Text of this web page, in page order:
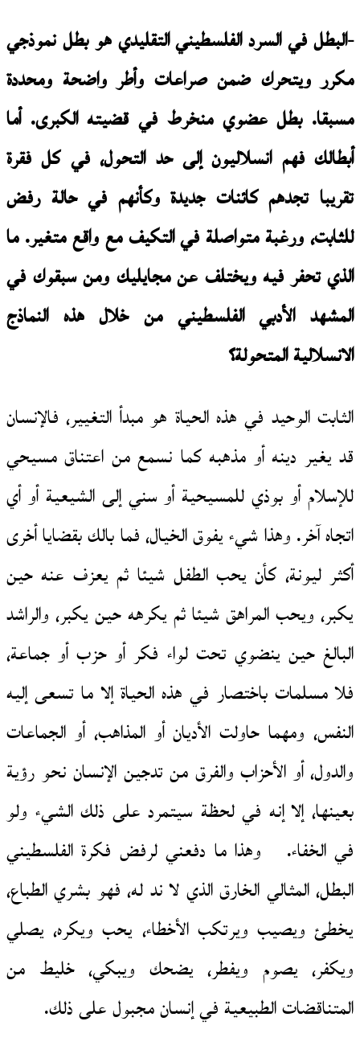
-البطل في السرد الفلسطيني التقليدي هو بطل نموذجي
مكرر ويتحرك ضمن صراعات وأطر واضحة ومحددة
مسبقا. بطل عضوي منخرط في قضيته الكبرى. أما
أبطالك فهم انسلاليون إلى حد التحول، في كل فقرة
تقريبا تجدهم كائنات جديدة وكأنهم في حالة رفض
للثابت، ورغبة متواصلة في التكيف مع واقع متغير. ما
الذي تحفر فيه ويختلف عن مجايليك ومن سبقوك في
المشهد الأدبي الفلسطيني من خلال هذه النماذج
الانسلالية المتحولة؟
الثابت الوحيد في هذه الحياة هو مبدأ التغيير، فالإنسان
قد يغير دينه أو مذهبه كما نسمع من اعتناق مسيحي
للإسلام أو بوذي للمسيحية أو سني إلى الشيعية أو أي
اتجاه آخر. وهذا شيء يفوق الخيال، فما بالك بقضايا أخرى
أكثر ليونة، كأن يحب الطفل شيئا ثم يعزف عنه حين
يكبر، ويحب المراهق شيئا ثم يكرهه حين يكبر، والراشد
البالغ حين ينضوي تحت لواء فكر أو حزب أو جماعة،
فلا مسلمات باختصار في هذه الحياة إلا ما تسعى إليه
النفس، ومهما حاولت الأديان أو المذاهب، أو الجماعات
والدول، أو الأحزاب والفرق من تدجين الإنسان نحو رؤية
بعينها، إلا إنه في لحظة سيتمرد على ذلك الشيء ولو
في الخفاء. وهذا ما دفعني لرفض فكرة الفلسطيني
البطل، المثالي الخارق الذي لا ند له، فهو بشري الطباع،
يخطئ ويصيب ويرتكب الأخطاء، يحب ويكره، يصلي
ويكفر، يصوم ويفطر، يضحك ويبكي، خليط من
المتناقضات الطبيعية في إنسان مجبول على ذلك.